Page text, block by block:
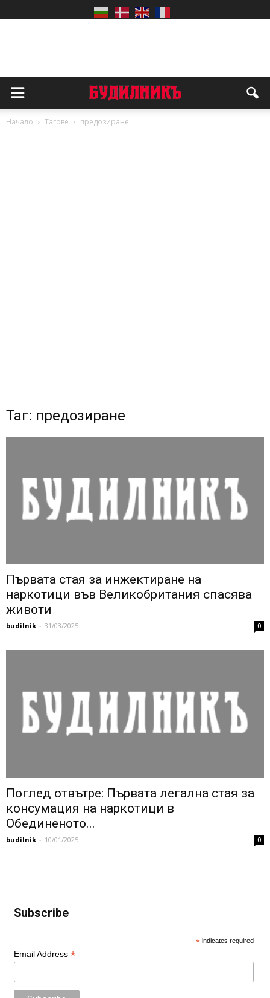
Начало Тагове предозиране
Таг: предозиране
Първата стая за инжектиране на
наркотици във Великобритания спасява
животи
budilnik - 31/03/2025 0
Поглед отвътре: Първата легална стая за
консумация на наркотици в
Обединеното...
budilnik - 10/01/2025 0
Subscribe
* indicates required
Email Address *